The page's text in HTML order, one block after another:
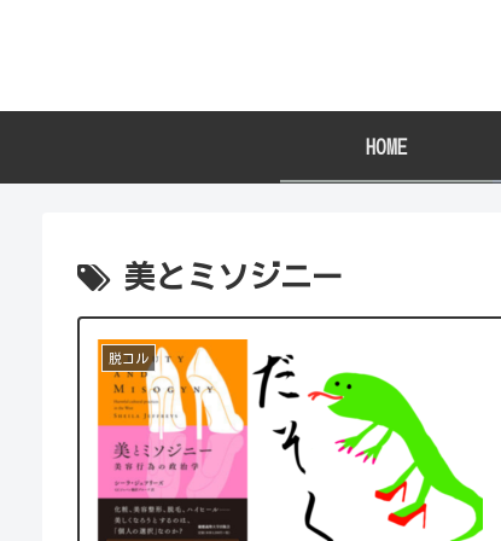
HOME
美とミソジニー
脱コル